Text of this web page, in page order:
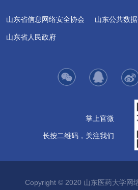
山东省信息网络安全协会 山东公共数
山东省人民政府
掌上官微
长按二维码，关注我们
Copyright © 2020 山东医药大学网